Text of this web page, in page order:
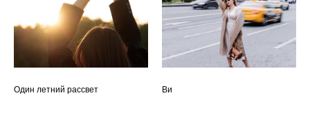
Один летний рассвет Ви